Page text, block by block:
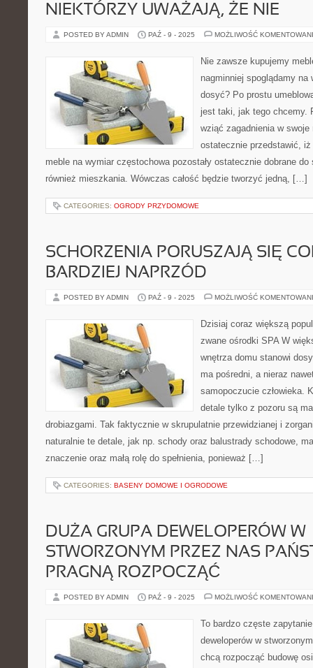
NIEKTÓRZY UWAŻAJĄ, ŻE NIE
POSTED BY ADMIN PAŹ - 9 - 2025 MOŻLIWOŚĆ
Nie zawsze kupujemy
nagminniej spoglądamy na
dosyć? Po prostu
jest taki, jak tego chcemy.
wziąć zagadnienia w
ostatecznie przedstawić,
meble na wymiar częstochowa pozostały ostatecznie dobrane
również mieszkania. Wówczas całość będzie tworzyć jedną, […]
CATEGORIES: OGRODY PRZYDOMOWE
SCHORZENIA PORUSZAJĄ SIĘ
BARDZIEJ NAPRZÓD
POSTED BY ADMIN PAŹ - 9 - 2025 MOŻLIWOŚĆ
Dzisiaj coraz większą
zwane ośrodki SPA W
wnętrza domu stanowi
ma pośredni, a nieraz
samopoczucie człowieka.
detale tylko z pozoru są
drobiazgami. Tak faktycznie w skrupulatnie przewidzianej i
naturalnie te detale, jak np. schody oraz balustrady schodowe,
znaczenie oraz małą rolę do spełnienia, ponieważ […]
CATEGORIES: BASENY DOMOWE I OGRODOWE
DUŻA GRUPA DEWELOPERÓW W
STWORZONYM PRZEZ NAS
PRAGNĄ ROZPOCZĄĆ
POSTED BY ADMIN PAŹ - 9 - 2025 MOŻLIWOŚĆ
To bardzo częste
deweloperów w
chcą rozpocząć budowę